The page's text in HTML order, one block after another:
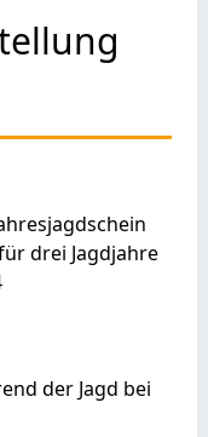
drei Jagdjahre
der Jagd bei